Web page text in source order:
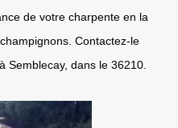
de votre charpente en la
Contactez-le
Semblecay, dans le 36210.